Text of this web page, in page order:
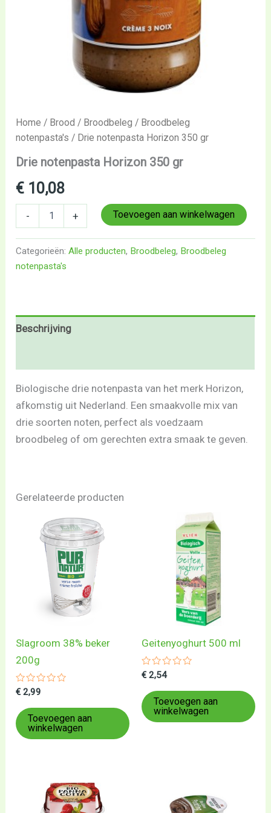
Home / Brood / Broodbeleg / Broodbeleg
notenpasta's / Drie notenpasta Horizon 350 gr
Drie notenpasta Horizon 350 gr
€ 10,08
- + Toevoegen aan winkelwagen
Categorieën:Alle producten, Broodbeleg, Broodbeleg
notenpasta's
Beschrijving
Biologische drie notenpasta van het merk Horizon,
afkomstig uit Nederland. Een smaakvolle mix van
drie soorten noten, perfect als voedzaam
broodbeleg of om gerechten extra smaak te geven.
Gerelateerde producten
Slagroom 38% beker
200g
Gewaardeerd
uit
5
€ 2,99
Toevoegen aan
winkelwagen
Geitenyoghurt 500 ml
Gewaardeerd
uit
5
€ 2,54
Toevoegen aan
winkelwagen